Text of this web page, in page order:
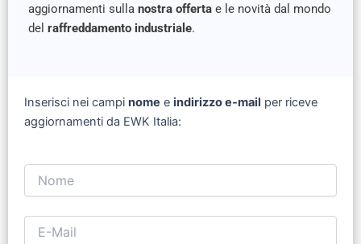
aggiornamenti sulla nostra offerta e le novità dal mondo
del raffreddamento industriale.
Inserisci nei campi nome e indirizzo e-mail per riceve
aggiornamenti da EWK Italia: